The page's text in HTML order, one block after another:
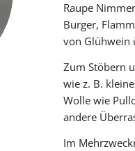
Raupe
Burger,
von Glühwein
Zum Stöbern
wie z. B.
Wolle wie
andere
Im